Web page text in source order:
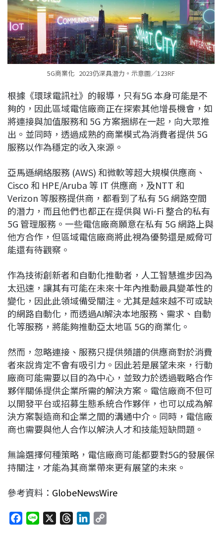
5G商業化 2023仍深具潛力。示意圖／123RF
根據《環球電訊社》的報導，只有5G 本身可能是不
夠的，因此區域電信廠商正在探索其他增長機會，如
將連接與加值服務和 5G 方案捆綁在一起，向大眾推
出。並同時，透過成熟的商業模式為消費者提供 5G
服務以作為穩定的收入來源。
亞馬遜網絡服務 (AWS) 和微軟等超大規模供應商、
Cisco 和 HPE/Aruba 等 IT 供應商，及NTT 和
Verizon 等服務提供商，都看到了私有 5G 網路空間
的潛力，而且他們也都正在提供與 Wi-Fi 整合的私有
5G 管理服務。一些電信廠商願意在私有 5G 網路上與
他方合作，但區域電信廠商將此視為優勢還是威脅可
能還有待觀察。
作為技術創新者和自動化推動者，人工智慧進步因為
太迅速，讓其有可能在未來十年內推動最具變革性的
變化，因此此領域備受關注。尤其是越來越不可或缺
的網路自動化，而透過AI解決本地服務、需求、自動
化等服務，將能夠推動亞太地區 5G的商業化。
然而，忽略連接、服務只提供頻譜的供應商對於消費
者來說肯定不會有吸引力。因此若是展望未來，行動
廠商可能需要以目的為中心，並致力於透過戰略合作
夥伴關係提供企業所需的解決方案。電信廠商不但可
以開發平台或招募生態系統合作夥伴，也可以成為解
決方案製造商和企業之間的溝通中介。同時，電信廠
商也需要與他人合作以解決人才和技能短缺問題。
無論選擇何種策略，電信廠商可能都要對5G的發展保
持關注，才能為其商業帶來更有展望的未來。
參考資料： GlobeNewsWire